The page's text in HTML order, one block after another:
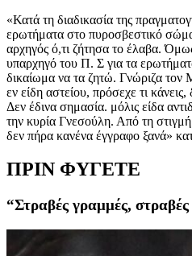
«Κατά τη διαδικασία της
ερωτήματα στο πυροσβεστικό
αρχηγός ό,τι ζήτησα το έλαβα.
υπαρχηγό του Π. Σ για τα
δικαίωμα να τα ζητώ. Γνώριζα τον
εν είδη αστείου, πρόσεχε τι
Δεν έδινα σημασία. μόλις είδα
την κυρία Γνεσούλη. Από τη
δεν πήρα κανένα έγγραφο ξανά»
ΠΡΙΝ ΦΥΓΕΤΕ
“Στραβές γραμμές,